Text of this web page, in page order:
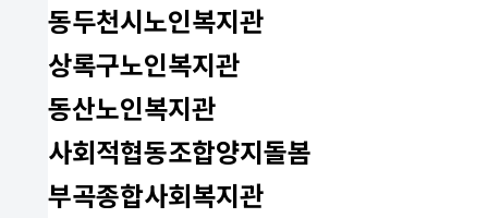
동두천시노인복지관
상록구노인복지관
동산노인복지관
사회적협동조합양지돌봄
부곡종합사회복지관